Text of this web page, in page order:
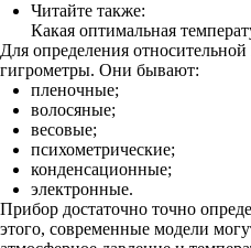
Читайте также:
Какая оптимальная
Для определения
гигрометры. Они бывают:
пленочные;
волосяные;
весовые;
психометрические;
конденсационные;
электронные.
Прибор достаточно точно
этого, современные модели